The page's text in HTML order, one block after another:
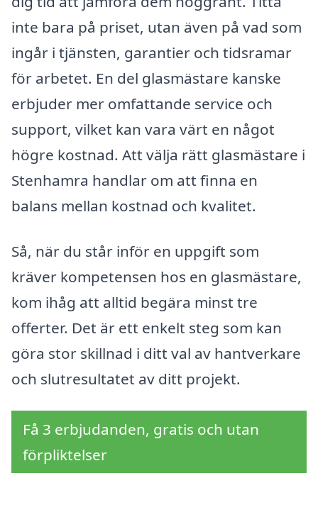
inte bara på priset, utan även på vad som
ingår i tjänsten, garantier och tidsramar
för arbetet. En del glasmästare kanske
erbjuder mer omfattande service och
support, vilket kan vara värt en något
högre kostnad. Att välja rätt glasmästare i
Stenhamra handlar om att finna en
balans mellan kostnad och kvalitet.
Så, när du står inför en uppgift som
kräver kompetensen hos en glasmästare,
kom ihåg att alltid begära minst tre
offerter. Det är ett enkelt steg som kan
göra stor skillnad i ditt val av hantverkare
och slutresultatet av ditt projekt.
Få 3 erbjudanden, gratis och utan
förpliktelser